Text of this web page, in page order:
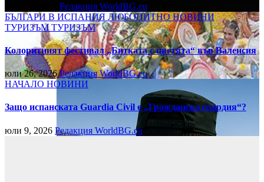
Редакция WorldBG.eu
БЪЛГАРИ В ИСПАНИЯ ЛЮБОПИТНОНОВИНИ
ТУРИЗЪМТУРИЗЪМ
Колоритният фестивал „Битката с цветята“ във Валенсия
юли 26, 2026Редакция WorldBG.eu
НАЧАЛО НОВИНИ
Защо испанската Guardia Civil е „Гражданска гвардия“?
юли 9, 2026 Редакция WorldBG.eu